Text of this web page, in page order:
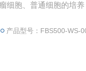
细胞、普通细胞的培
产品型号：FBS500-WS-